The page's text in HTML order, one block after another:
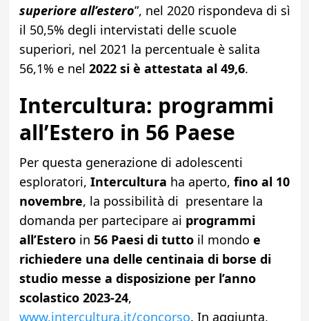
superiore all’estero”, nel 2020 rispondeva di sì
il 50,5% degli intervistati delle scuole
superiori, nel 2021 la percentuale è salita
56,1% e nel 2022 si è attestata al 49,6.
Intercultura: programmi
all’Estero in 56 Paese
Per questa generazione di adolescenti
esploratori, Intercultura ha aperto, fino al 10
novembre, la possibilità di presentare la
domanda per partecipare ai programmi
all’Estero in 56 Paesi di tutto il mondo e
richiedere una delle centinaia di borse di
studio messe a disposizione per l’anno
scolastico 2023-24,
www.intercultura.it/concorso. In aggiunta,